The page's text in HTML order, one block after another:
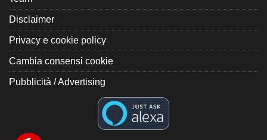
Disclaimer
Privacy e cookie policy
Cambia consensi cookie
Pubblicità / Advertising